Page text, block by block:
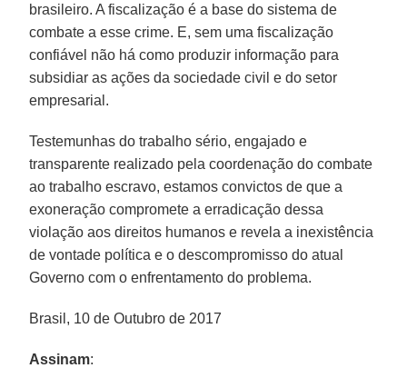
brasileiro. A fiscalização é a base do sistema de
combate a esse crime. E, sem uma fiscalização
confiável não há como produzir informação para
subsidiar as ações da sociedade civil e do setor
empresarial.
Testemunhas do trabalho sério, engajado e
transparente realizado pela coordenação do combate
ao trabalho escravo, estamos convictos de que a
exoneração compromete a erradicação dessa
violação aos direitos humanos e revela a inexistência
de vontade política e o descompromisso do atual
Governo com o enfrentamento do problema.
Brasil, 10 de Outubro de 2017
Assinam: